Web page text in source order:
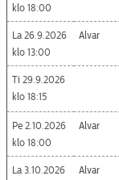
18:00
La 26.9.2026
13:00
Alvar
Ti 29.9.2026
18:15
Pe 2.10.2026
18:00
Alvar
La 3.10.2026
Alvar